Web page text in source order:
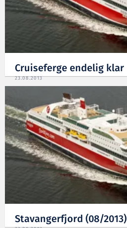
Cruiseferge endelig klar
23.08.2013
Stavangerfjord (08/2013)